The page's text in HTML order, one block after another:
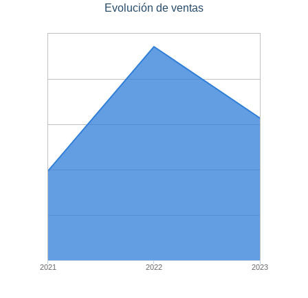
Evolución de ventas
2021 2022 2023